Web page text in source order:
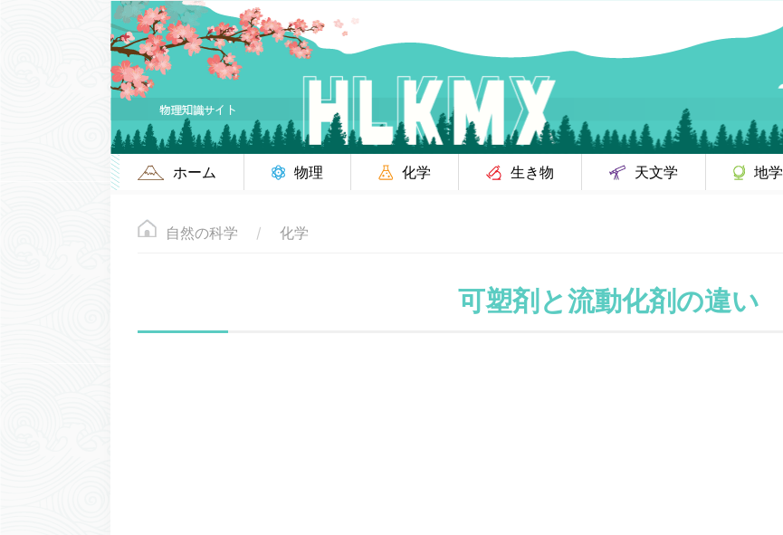
ホーム 物理 化学 生き物 天文学 地学
自然の科学 化学
可塑剤と流動化剤の違い